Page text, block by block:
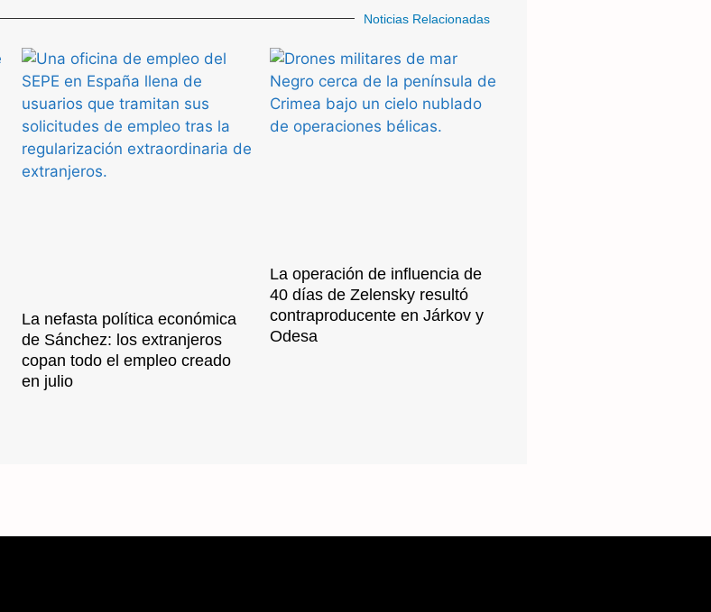
Noticias Relacionadas
La nefasta política económica
de Sánchez: los extranjeros
copan todo el empleo creado
en julio
La operación de influencia de
40 días de Zelensky resultó
contraproducente en Járkov y
Odesa